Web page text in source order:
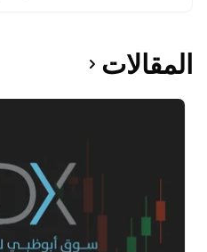
المقالات